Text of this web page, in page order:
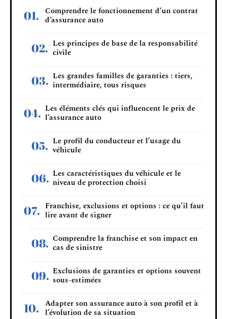
Comprendre le fonctionnement d’un contrat
d’assurance auto
Les principes de base de la responsabilité
civile
Les grandes familles de garanties : tiers,
intermédiaire, tous risques
Les éléments clés qui influencent le prix de
l’assurance auto
Le profil du conducteur et l’usage du
véhicule
Les caractéristiques du véhicule et le
niveau de protection choisi
Franchise, exclusions et options : ce qu’il faut
lire avant de signer
Comprendre la franchise et son impact en
cas de sinistre
Exclusions de garanties et options souvent
sous-estimées
Adapter son assurance auto à son profil et à
l’évolution de sa situation